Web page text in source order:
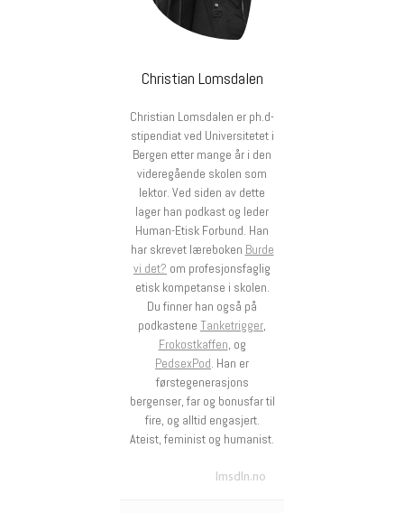
Christian Lomsdalen
Christian Lomsdalen er ph.d-
stipendiat ved Universitetet i
Bergen etter mange år i den
videregående skolen som
lektor. Ved siden av dette
lager han podkast og leder
Human-Etisk Forbund. Han
har skrevet læreboken Burde
vi det? om profesjonsfaglig
etisk kompetanse i skolen.
Du finner han også på
podkastene Tanketrigger,
Frokostkaffen, og
PedsexPod. Han er
førstegenerasjons
bergenser, far og bonusfar til
fire, og alltid engasjert.
Ateist, feminist og humanist.
lmsdln.no